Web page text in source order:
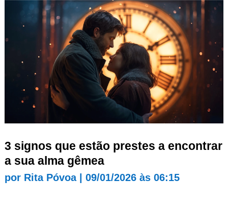
3 signos que estão prestes a encontrar
a sua alma gêmea
por Rita Póvoa| 09/01/2026 às 06:15